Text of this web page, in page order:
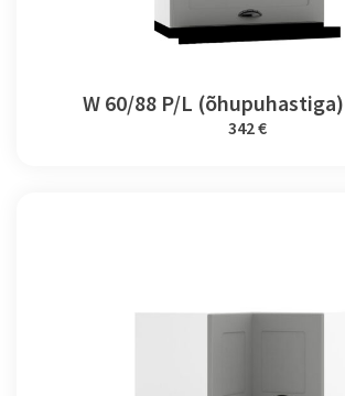
W 60/88 P/L (õhupuhastiga)
342 €